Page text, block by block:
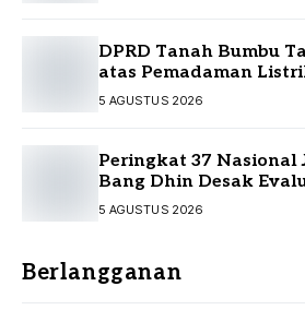
DPRD Tanah Bumbu
atas Pemadaman
Pelanggan Belum
5 AGUSTUS 2026
Peringkat 37 Nasional
Bang Dhin Desak
Pelayanan Investasi
5 AGUSTUS 2026
Berlangganan